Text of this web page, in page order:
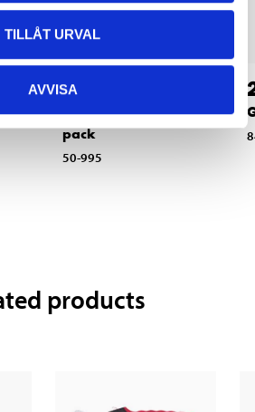
TILLÅT URVAL
AVVISA
12
Dog waste bags, 50-
pack
50-995
products